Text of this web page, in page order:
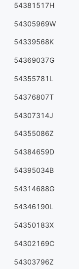
54381517H
54305969W
54339568K
54369037G
54355781L
54376807T
54307314J
54355086Z
54384659D
54395034B
54314688G
54346190L
54350183X
54302169C
54303796Z